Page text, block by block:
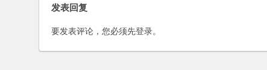
发表回复
要发表评论，您必须先登录